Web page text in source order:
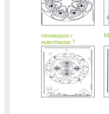
геомандала с
животными 7